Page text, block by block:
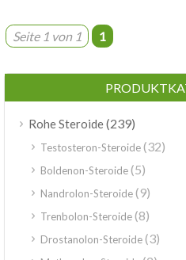
Seite 1 von 1 1
Rohe Steroide(239)
Testosteron-Steroide(32)
Boldenon-Steroide(5)
Nandrolon-Steroide(9)
Trenbolon-Steroide(8)
Drostanolon-Steroide(3)